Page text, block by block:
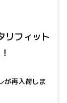
リフィット
が再入荷しま